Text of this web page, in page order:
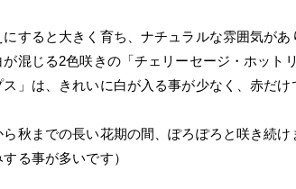
にすると大きく育ち、ナチュラルな雰囲気があ
が混じる2色咲きの「チェリーセージ・ホット
ス」は、きれいに白が入る事が少なく、赤だけ
ら秋までの長い花期の間、ぽろぽろと咲き続
る事が多いです）